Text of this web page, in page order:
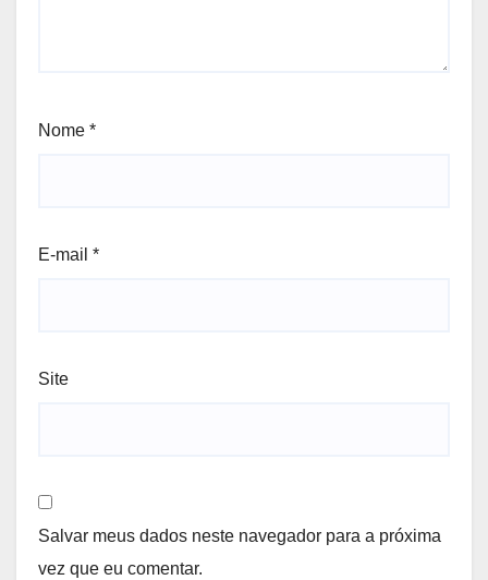
Nome *
E-mail *
Site
Salvar meus dados neste navegador para a próxima
vez que eu comentar.